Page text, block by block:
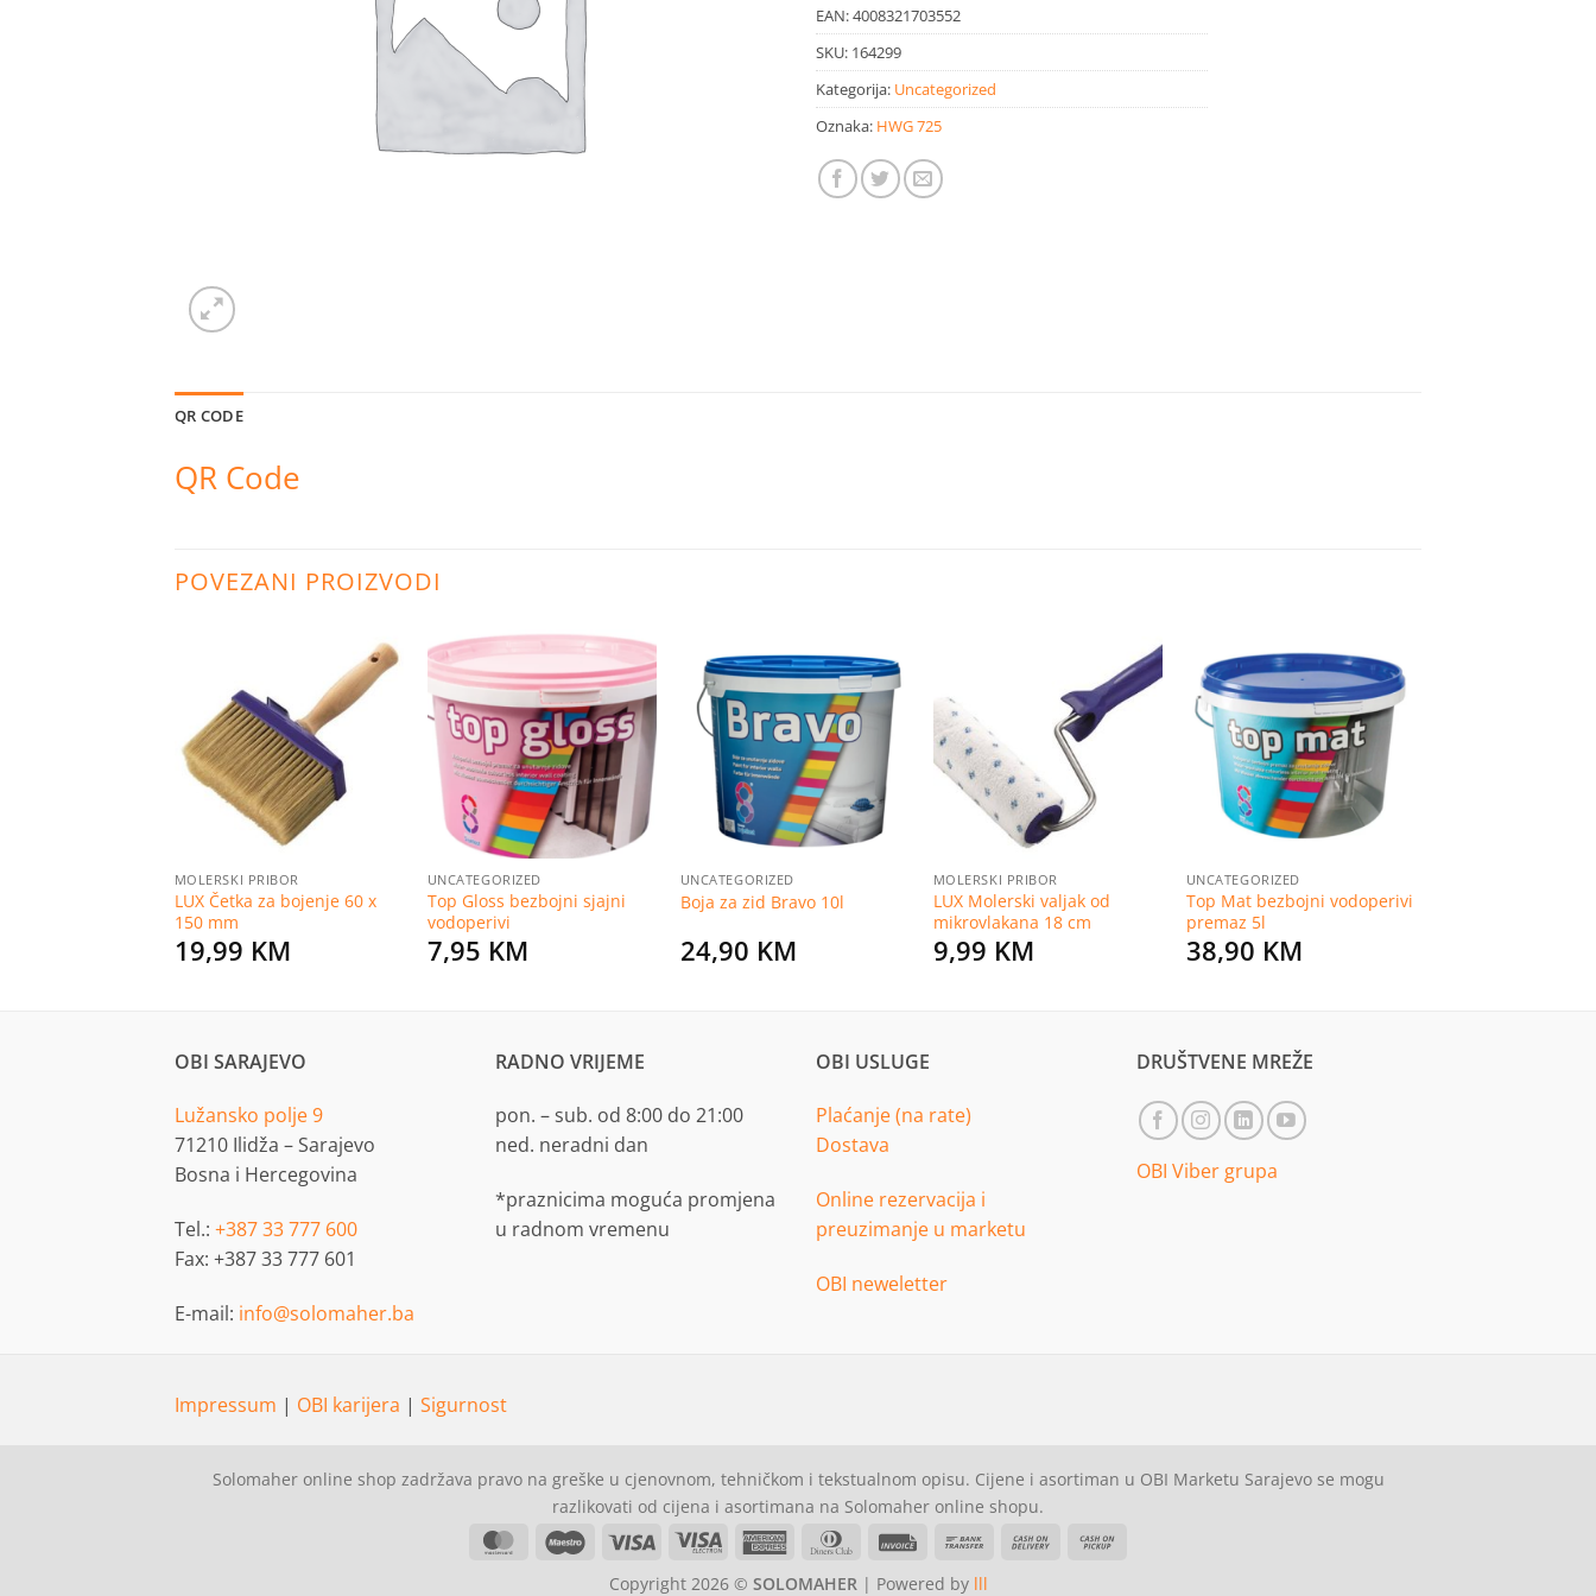
EAN:4008321703552
SKU: 164299
Kategorija: Uncategorized
Oznaka: HWG 725
QR CODE
QR Code
POVEZANI PROIZVODI
Dodaj
MOLERSKI PRIBOR
LUX Četka za bojenje 60 x
150 mm
19,99 KM
Dodaj
na
listu
želja
UNCATEGORIZED
Top Gloss bezbojni sjajni
vodoperivi
7,95 KM
Dodaj
listu
želja
UNCATEGORIZED
Boja za zid Bravo 10l
24,90 KM
Dodaj
na
MOLERSKI PRIBOR
LUX Molerski valjak od
mikrovlakana 18 cm
9,99 KM
Dodaj
na
listu
želja
UNCATEGORIZED
Top Mat bezbojni vodoperivi
premaz 5l
38,90 KM
OBI SARAJEVO
Lužansko polje 9
71210 Ilidža – Sarajevo
Bosna i Hercegovina
Tel.: +387 33 777 600
Fax: +387 33 777 601
E-mail: info@solomaher.ba
RADNO VRIJEME
pon. – sub. od 8:00 do 21:00
ned. neradni dan
*praznicima moguća promjena
u radnom vremenu
OBI USLUGE
Plaćanje (na rate)
Dostava
Online rezervacija i
preuzimanje u marketu
OBI neweletter
DRUŠTVENE MREŽE
OBI Viber grupa
Impressum | OBI karijera | Sigurnost
Solomaher online shop zadržava pravo na greške u cjenovnom, tehničkom i tekstualnom opisu. Cijene i asortiman u OBI Marketu Sarajevo se mogu
razlikovati od cijena i asortimana na Solomaher online shopu.
MasterCardMaestro Visa
Visa
American Dinners
Invoice
Bank
Cash
Copyright 2026 © SOLOMAHER| Powered by lll